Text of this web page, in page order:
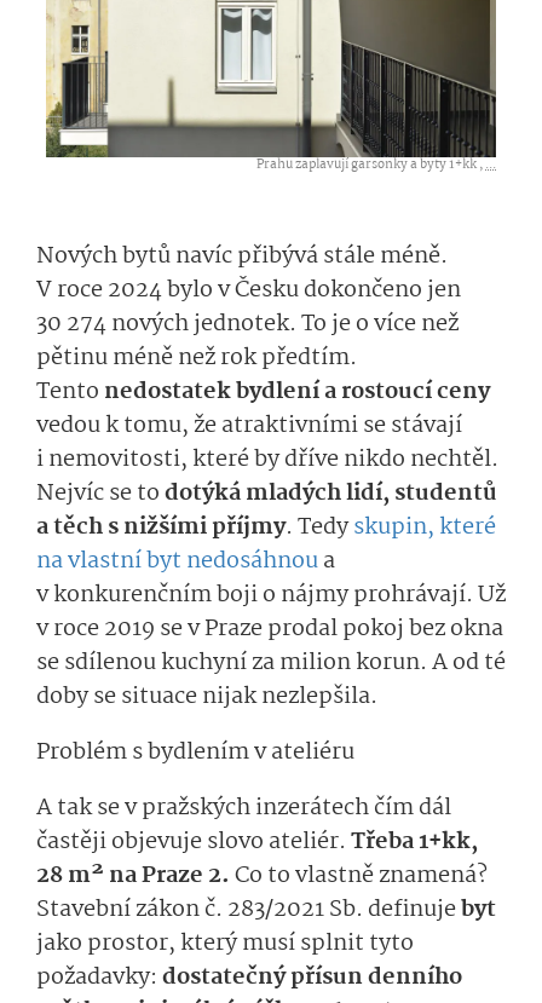
Prahu zaplavují garsonky a byty 1+kk ,...
Nových bytů navíc přibývá stále méně.
V roce 2024 bylo v Česku dokončeno jen
30 274 nových jednotek. To je o více než
pětinu méně než rok předtím.
Tento nedostatek bydlení a rostoucí ceny
vedou k tomu, že atraktivními se stávají
i nemovitosti, které by dříve nikdo nechtěl.
Nejvíc se todotýká mladých lidí, studentů
a těch s nižšími příjmy. Tedyskupin, které
na vlastní byt nedosáhnoua
v konkurenčním boji o nájmy prohrávají. Už
v roce 2019 se v Praze prodal pokoj bez okna
se sdílenou kuchyní za milion korun. A od té
doby se situace nijak nezlepšila.
Problém s bydlením v ateliéru
A tak se v pražských inzerátech čím dál
častěji objevuje slovo ateliér. Třeba 1+kk,
28 m² na Praze 2. Co to vlastně znamená?
Stavební zákon č. 283/2021 Sb. definujebyt
jako prostor, který musí splnit tyto
požadavky: dostatečný přísun denního